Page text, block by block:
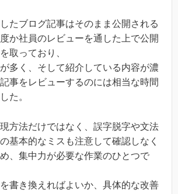
たブログ記事はそのまま公開される
か社員のレビューを通した上で公開
取っており、
多く、そして紹介している内容が濃
事をレビューするのには相当な時間
た。
方法だけではなく、誤字脱字や文法
基本的なミスも注意して確認しなく
、集中力が必要な作業のひとつで
書き換えればよいか、具体的な改善